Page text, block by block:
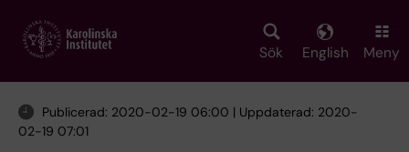
main
Sök English Meny
Publicerad: 2020-02-19 06:00 | Uppdaterad: 2020-
02-19 07:01